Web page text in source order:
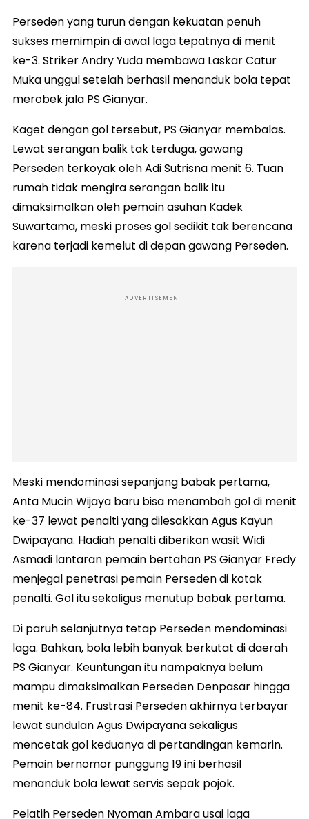
Perseden yang turun dengan kekuatan penuh
sukses memimpin di awal laga tepatnya di menit
ke-3. Striker Andry Yuda membawa Laskar Catur
Muka unggul setelah berhasil menanduk bola tepat
merobek jala PS Gianyar.
Kaget dengan gol tersebut, PS Gianyar membalas.
Lewat serangan balik tak terduga, gawang
Perseden terkoyak oleh Adi Sutrisna menit 6. Tuan
rumah tidak mengira serangan balik itu
dimaksimalkan oleh pemain asuhan Kadek
Suwartama, meski proses gol sedikit tak berencana
karena terjadi kemelut di depan gawang Perseden.
ADVERTISEMENT
Meski mendominasi sepanjang babak pertama,
Anta Mucin Wijaya baru bisa menambah gol di menit
ke-37 lewat penalti yang dilesakkan Agus Kayun
Dwipayana. Hadiah penalti diberikan wasit Widi
Asmadi lantaran pemain bertahan PS Gianyar Fredy
menjegal penetrasi pemain Perseden di kotak
penalti. Gol itu sekaligus menutup babak pertama.
Di paruh selanjutnya tetap Perseden mendominasi
laga. Bahkan, bola lebih banyak berkutat di daerah
PS Gianyar. Keuntungan itu nampaknya belum
mampu dimaksimalkan Perseden Denpasar hingga
menit ke-84. Frustrasi Perseden akhirnya terbayar
lewat sundulan Agus Dwipayana sekaligus
mencetak gol keduanya di pertandingan kemarin.
Pemain bernomor punggung 19 ini berhasil
menanduk bola lewat servis sepak pojok.
Pelatih Perseden Nyoman Ambara usai laga